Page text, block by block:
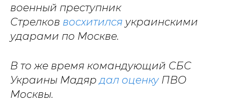
военный преступник
Стрелков восхитился украинскими
ударами по Москве.
В то же время командующий СБС
Украины Мадярдал оценкуПВО
Москвы.